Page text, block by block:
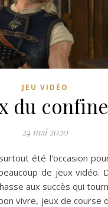
JEU VIDÉO
du
24 mai 2020
de jeux vidéo.
aux succès qui
vivre, jeux de course